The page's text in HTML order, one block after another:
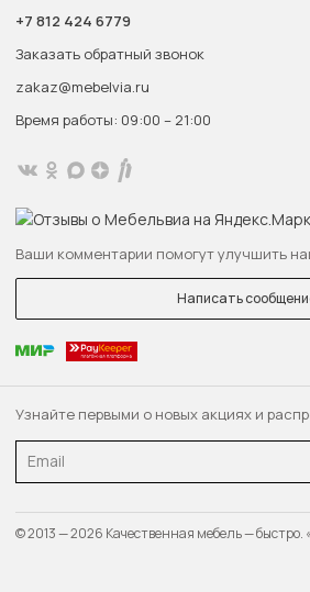
Узнайте первыми о новых акциях и
+7 812 424 6779
Заказать обратный звонок
zakaz@mebelvia.ru
Время работы: 09:00 – 21:00
Ваши комментарии помогут улучшить
Написать
© 2013 — 2026 Качественная мебель — быстро.